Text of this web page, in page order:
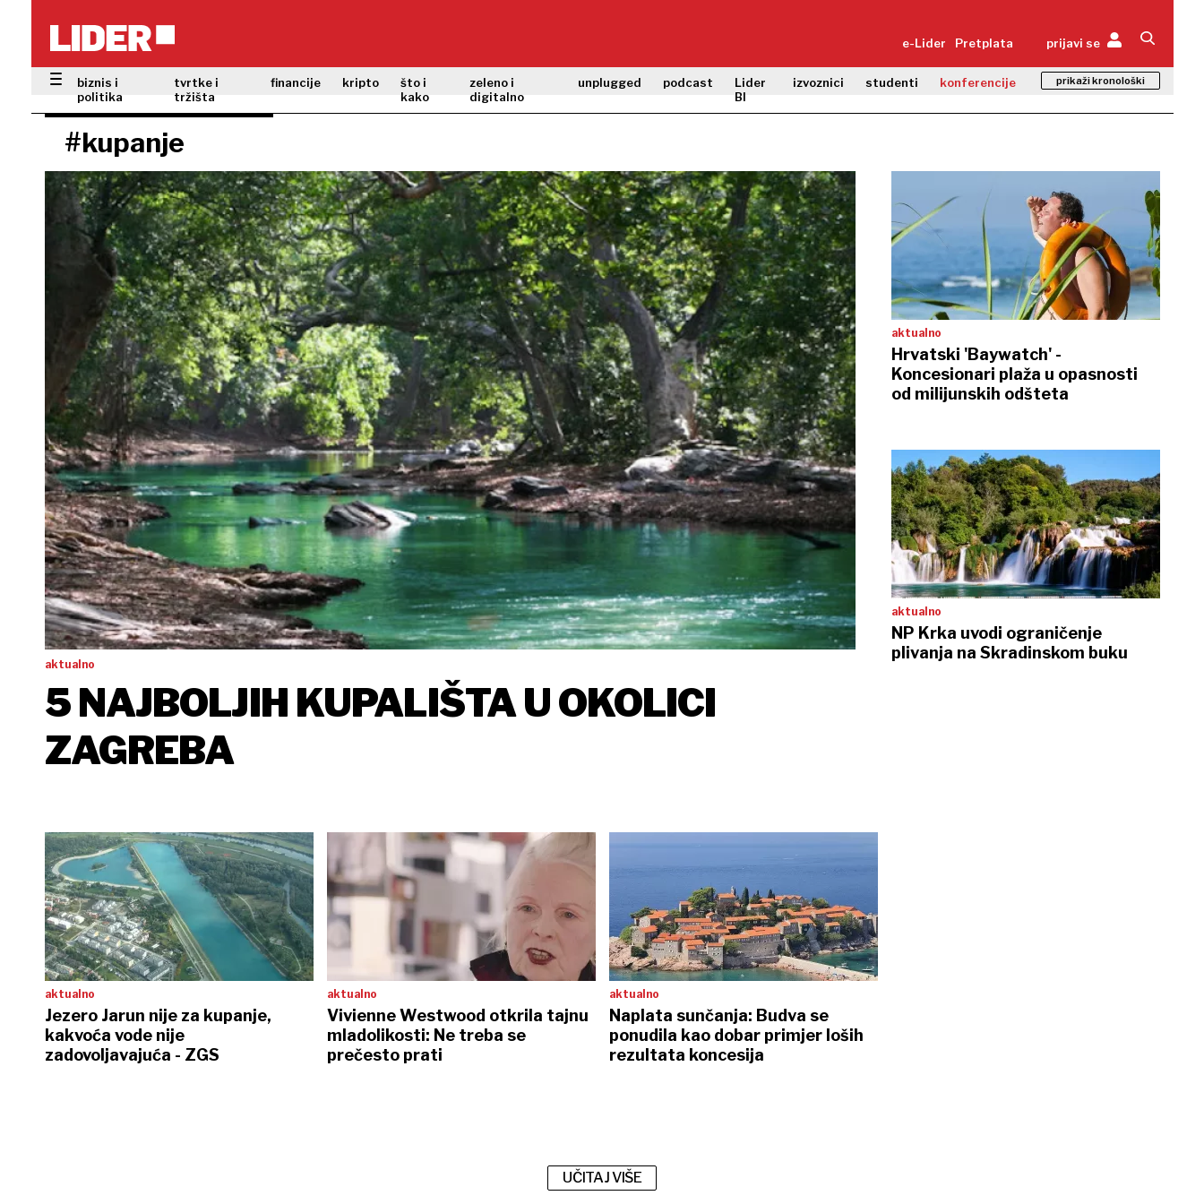
e-Lider Pretplata prijavi se
biznis i
politika
tvrtke i
tržišta
financije kripto
što i
kako
zeleno i
digitalno
unplugged podcast
Lider
BI
izvoznici studenti konferencije prikaži kronološki
#kupanje
aktualno
5 NAJBOLJIH KUPALIŠTA U OKOLICI
ZAGREBA
aktualno
Hrvatski 'Baywatch' -
Koncesionari plaža u opasnosti
od milijunskih odšteta
aktualno
NP Krka uvodi ograničenje
plivanja na Skradinskom buku
aktualno
Jezero Jarun nije za kupanje,
kakvoća vode nije
zadovoljavajuća - ZGS
aktualno
Vivienne Westwood otkrila tajnu
mladolikosti: Ne treba se
prečesto prati
aktualno
Naplata sunčanja: Budva se
ponudila kao dobar primjer loših
rezultata koncesija
UČITAJ VIŠE